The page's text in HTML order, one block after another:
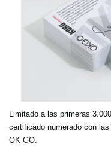
Limitado a las primeras
certificado numerado con
OK GO.